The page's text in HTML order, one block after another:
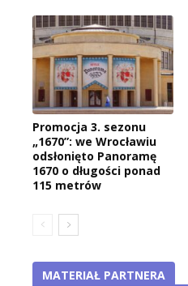
Promocja 3. sezonu
„1670”: we Wrocławiu
odsłonięto Panoramę
1670 o długości ponad
115 metrów
MATERIAŁ PARTNERA